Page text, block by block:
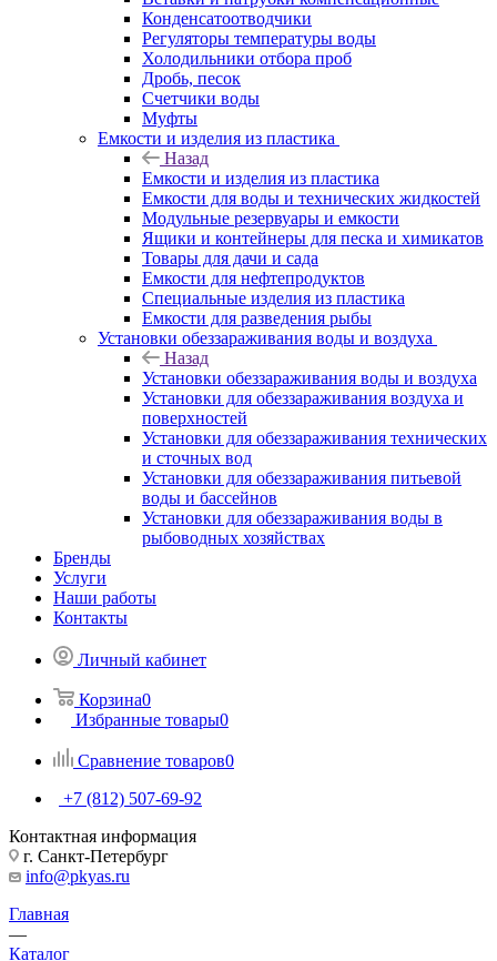
Конденсатоотводчики
Регуляторы температуры воды
Холодильники отбора проб
Дробь, песок
Счетчики воды
Муфты
Емкости и изделия из пластика
Назад
Емкости и изделия из пластика
Емкости для воды и технических жидкостей
Модульные резервуары и емкости
Ящики и контейнеры для песка и химикатов
Товары для дачи и сада
Емкости для нефтепродуктов
Специальные изделия из пластика
Емкости для разведения рыбы
Установки обеззараживания воды и воздуха
Назад
Установки обеззараживания воды и воздуха
Установки для обеззараживания воздуха и
поверхностей
Установки для обеззараживания технических
и сточных вод
Установки для обеззараживания питьевой
воды и бассейнов
Установки для обеззараживания воды в
рыбоводных хозяйствах
Бренды
Услуги
Наши работы
Контакты
Личный кабинет
Корзина0
Избранные товары0
Сравнение товаров0
+7 (812) 507-69-92
Контактная информация
г. Санкт-Петербург
info@pkyas.ru
Главная
—
Каталог